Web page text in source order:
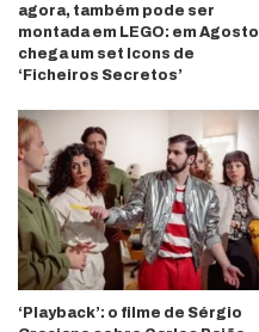
agora, também pode ser
montada em LEGO: em Agosto
chega um set Icons de
‘Ficheiros Secretos’
‘Playback’: o filme de Sérgio